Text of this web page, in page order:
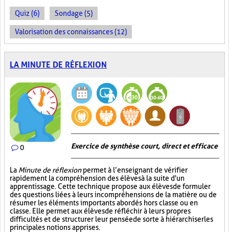
Quiz (6) Sondage (5)
Valorisation des connaissances (12)
LA MINUTE DE RÉFLEXION
0 Exercice de synthèse court, direct et efficace
La Minute de réflexionpermet à l’enseignant de vérifier
rapidement la compréhension des élèves à la suite d'un
apprentissage. Cette technique propose aux élèves de formuler
des questions liées à leurs incompréhensions de la matière ou de
résumer les éléments importants abordés hors classe ou en
classe. Elle permet aux élèves de réfléchir à leurs propres
difficultés et de structurer leur pensée de sorte à hiérarchiser les
principales notions apprises.